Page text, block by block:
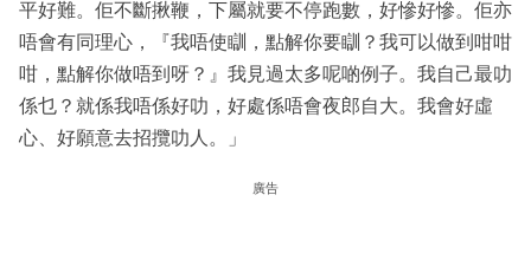
平好難。佢不斷揪鞭，下屬就要不停跑數，好慘好慘。佢亦
唔會有同理心，『我唔使瞓，點解你要瞓？我可以做到咁咁
咁，點解你做唔到呀？』我見過太多呢啲例子。我自己最叻
係乜？就係我唔係好叻，好處係唔會夜郎自大。我會好虛
心、好願意去招攬叻人。」
廣告